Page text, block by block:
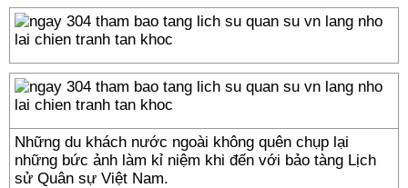
Những du khách nước ngoài không quên chụp lại
những bức ảnh làm kỉ niệm khi đến với bảo tàng Lịch
sử Quân sự Việt Nam.